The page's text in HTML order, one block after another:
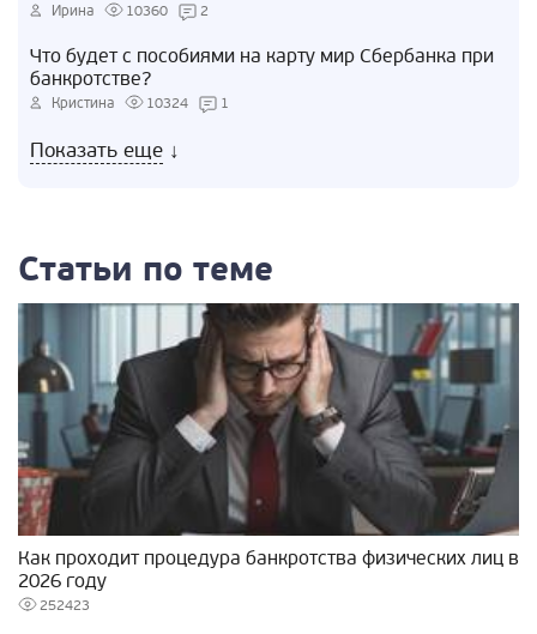
Ирина 10360 2
Что будет с пособиями на карту мир Сбербанка при
банкротстве?
Кристина 10324 1
Показать еще ↓
Статьи по теме
Как проходит процедура банкротства физических лиц в
2026 году
252423